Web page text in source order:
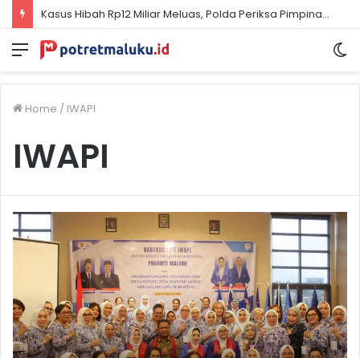
Kasus Hibah Rp12 Miliar Meluas, Polda Periksa Pimpinan DPRD & Pejabat Malteng
Menu
Home / IWAPI
IWAPI